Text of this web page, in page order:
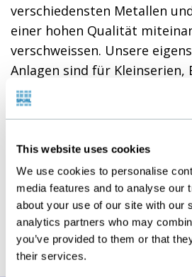
This website uses cookies
We use cookies to personalise
media features and to analyse our
about your use of our site with our
analytics partners who may
you’ve provided to them or that
their services.
verschiedensten Metallen
einer hohen Qualität
verschweissen. Unsere
Anlagen sind für Kleinserien,
Prototypen ausgelegt.
Um den hohen
werden, sind speziell
Wahrung des hohen
betreffenden Mitarbeiter
externen Prüfstelle